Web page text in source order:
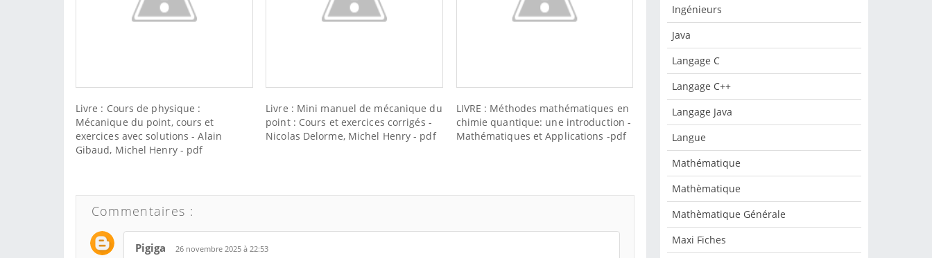
Livre : Cours de physique :
Mécanique du point, cours et
exercices avec solutions - Alain
Gibaud, Michel Henry - pdf
Livre : Mini manuel de mécanique du
point : Cours et exercices corrigés -
Nicolas Delorme, Michel Henry - pdf
LIVRE : Méthodes mathématiques en
chimie quantique: une introduction -
Mathématiques et Applications -pdf
Commentaires :
Pigiga 26 novembre 2025 à 22:53
Ingénieurs
Java
Langage C
Langage C++
Langage Java
Langue
Mathématique
Mathèmatique
Mathèmatique Générale
Maxi Fiches